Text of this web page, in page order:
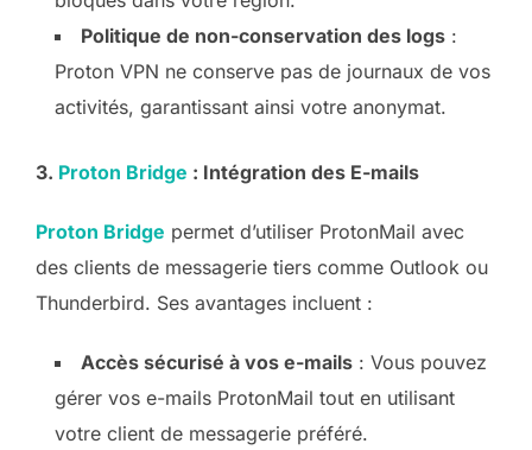
Politique de non-conservation des logs :
Proton VPN ne conserve pas de journaux de vos
activités, garantissant ainsi votre anonymat.
3. Proton Bridge : Intégration des E-mails
Proton Bridge permet d’utiliser ProtonMail avec
des clients de messagerie tiers comme Outlook ou
Thunderbird. Ses avantages incluent :
Accès sécurisé à vos e-mails : Vous pouvez
gérer vos e-mails ProtonMail tout en utilisant
votre client de messagerie préféré.